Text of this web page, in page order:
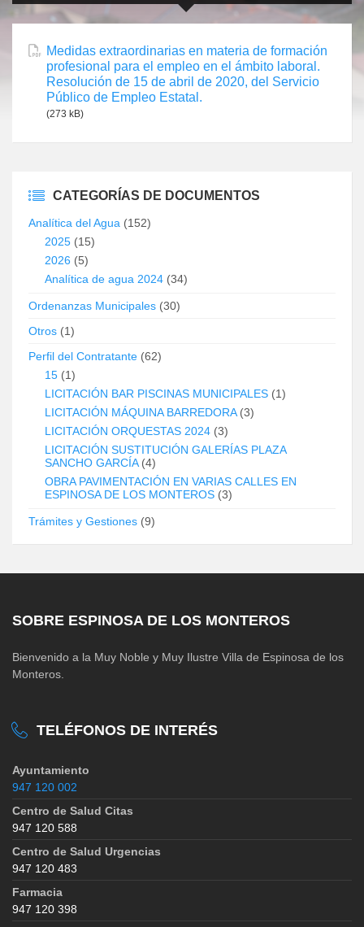
Medidas extraordinarias en materia de formación
profesional para el empleo en el ámbito laboral.
Resolución de 15 de abril de 2020, del Servicio
Público de Empleo Estatal.
(273 kB)
CATEGORÍAS DE DOCUMENTOS
Analítica del Agua (152)
2025 (15)
2026 (5)
Analítica de agua 2024 (34)
Ordenanzas Municipales (30)
Otros (1)
Perfil del Contratante (62)
15 (1)
LICITACIÓN BAR PISCINAS MUNICIPALES (1)
LICITACIÓN MÁQUINA BARREDORA(3)
LICITACIÓN ORQUESTAS 2024 (3)
LICITACIÓN SUSTITUCIÓN GALERÍAS PLAZA
SANCHO GARCÍA(4)
OBRA PAVIMENTACIÓN EN VARIAS CALLES EN
ESPINOSA DE LOS MONTEROS (3)
Trámites y Gestiones (9)
SOBRE ESPINOSA DE LOS MONTEROS
Bienvenido a la Muy Noble y Muy Ilustre Villa de Espinosa de los
Monteros.
TELÉFONOS DE INTERÉS
Ayuntamiento
947 120 002
Centro de Salud Citas
947 120 588
Centro de Salud Urgencias
947 120 483
Farmacia
947 120 398